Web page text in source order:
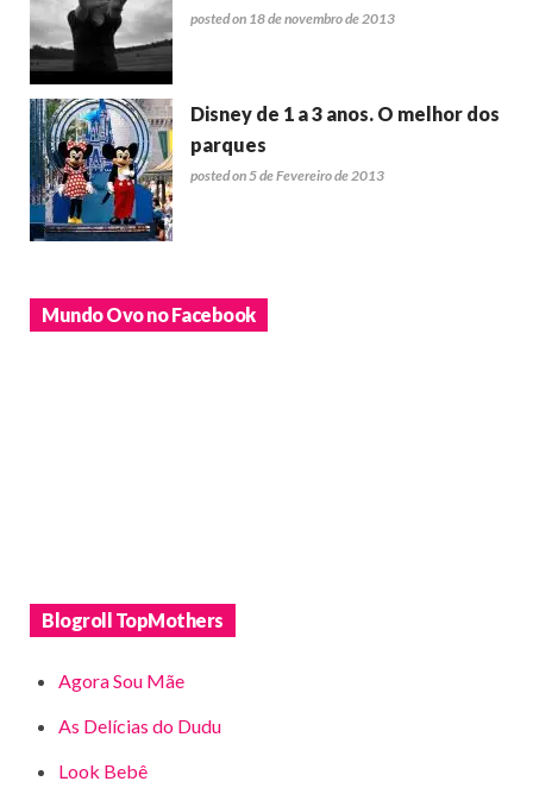
posted on 18 de novembro de 2013
Disney de 1 a 3 anos. O melhor dos
parques
posted on 5 de Fevereiro de 2013
Mundo Ovo no Facebook
Blogroll TopMothers
Agora Sou Mãe
As Delícias do Dudu
Look Bebê